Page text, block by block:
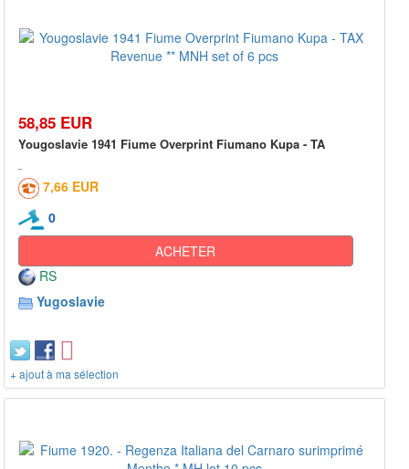
58,85 EUR
Yougoslavie 1941 Fiume Overprint Fiumano Kupa - TA
7,66 EUR
0
ACHETER
RS
Yugoslavie
+ ajout à ma sélection